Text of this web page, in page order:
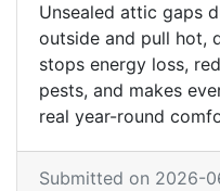
Unsealed attic gaps
outside and pull hot,
stops energy loss,
pests, and makes
real year-round
Submitted on 2026-